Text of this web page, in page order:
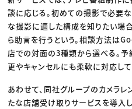
談に応じる。初めての撮影で必要
な撮影に適した構成を知りたい場
ら助言を行うという。相談方法は
店での対面の3種類から選べる。予
更やキャンセルにも柔軟に対応して
あわせて、同社グループのカメラレ
たな店舗受け取りサービスを導入